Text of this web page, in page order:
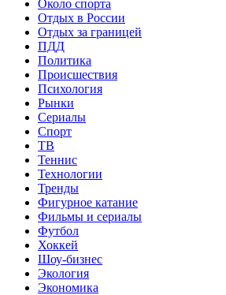
Около спорта
Отдых в России
Отдых за границей
ПДД
Политика
Происшествия
Психология
Рынки
Сериалы
Спорт
ТВ
Теннис
Технологии
Тренды
Фигурное катание
Фильмы и сериалы
Футбол
Хоккей
Шоу-бизнес
Экология
Экономика